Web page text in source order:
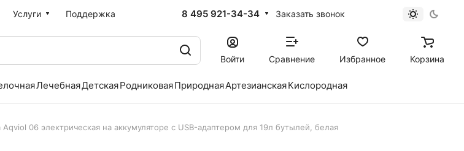
Услуги Поддержка 8 495 921-34-34 Заказать звонок
Войти Сравнение Избранное Корзина
ЛечебнаяДетскаяРодниковаяПрироднаяАртезианскаяКислородная
06 электрическая на аккумуляторе с USB-адаптером для 19л бутылей, белая